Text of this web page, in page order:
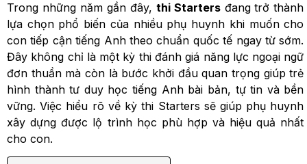
Trong những năm gần đây, thi Startersđang trở thành
lựa chọn phổ biến của nhiều phụ huynh khi muốn cho
con tiếp cận tiếng Anh theo chuẩn quốc tế ngay từ sớm.
Đây không chỉ là một kỳ thi đánh giá năng lực ngoại ngữ
đơn thuần mà còn là bước khởi đầu quan trọng giúp trẻ
hình thành tư duy học tiếng Anh bài bản, tự tin và bền
vững. Việc hiểu rõ về kỳ thi Starters sẽ giúp phụ huynh
xây dựng được lộ trình học phù hợp và hiệu quả nhất
cho con.